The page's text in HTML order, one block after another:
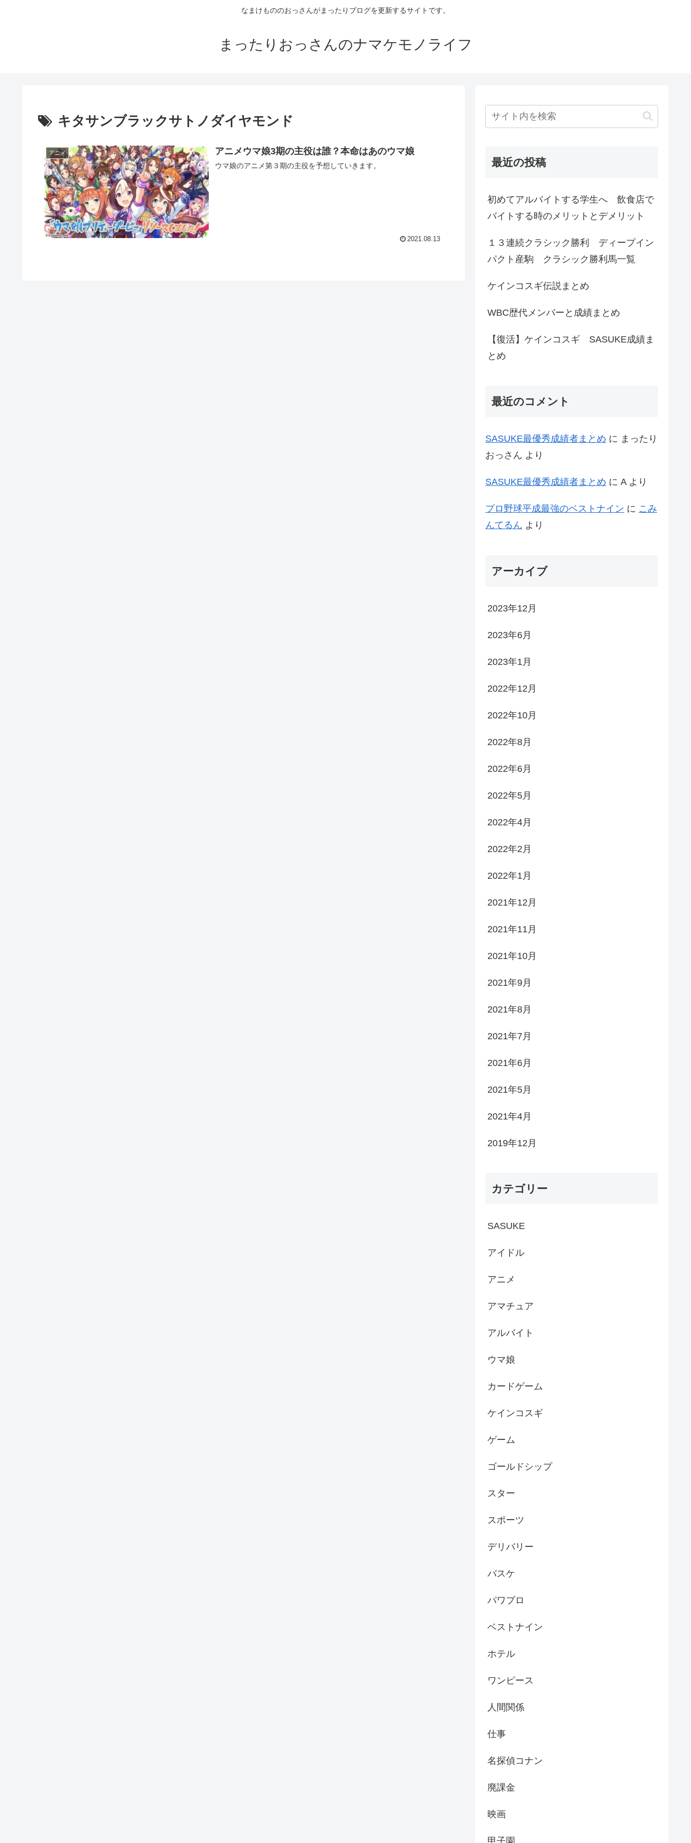
なまけもののおっさんがまったりブログを更新するサイトです。
まったりおっさんのナマケモノライフ
キタサンブラックサトノダイヤモンド
アニメ アニメウマ娘3期の主役は誰？本命はあのウマ娘
ウマ娘のアニメ第３期の主役を予想していきます。
2021.08.13
最近の投稿
初めてアルバイトする学生へ 飲食店で
バイトする時のメリットとデメリット
１３連続クラシック勝利 ディープイン
パクト産駒 クラシック勝利馬一覧
ケインコスギ伝説まとめ
WBC歴代メンバーと成績まとめ
【復活】ケインコスギ SASUKE成績ま
とめ
最近のコメント
SASUKE最優秀成績者まとめ に まったり
おっさん より
SASUKE最優秀成績者まとめ に Aより
プロ野球平成最強のベストナイン に こみ
んてるん より
アーカイブ
2023年12月
2023年6月
2023年1月
2022年12月
2022年10月
2022年8月
2022年6月
2022年5月
2022年4月
2022年2月
2022年1月
2021年12月
2021年11月
2021年10月
2021年9月
2021年8月
2021年7月
2021年6月
2021年5月
2021年4月
2019年12月
カテゴリー
SASUKE
アイドル
アニメ
アマチュア
アルバイト
ウマ娘
カードゲーム
ケインコスギ
ゲーム
ゴールドシップ
スター
スポーツ
デリバリー
バスケ
パワプロ
ベストナイン
ホテル
ワンピース
人間関係
仕事
名探偵コナン
廃課金
映画
甲子園